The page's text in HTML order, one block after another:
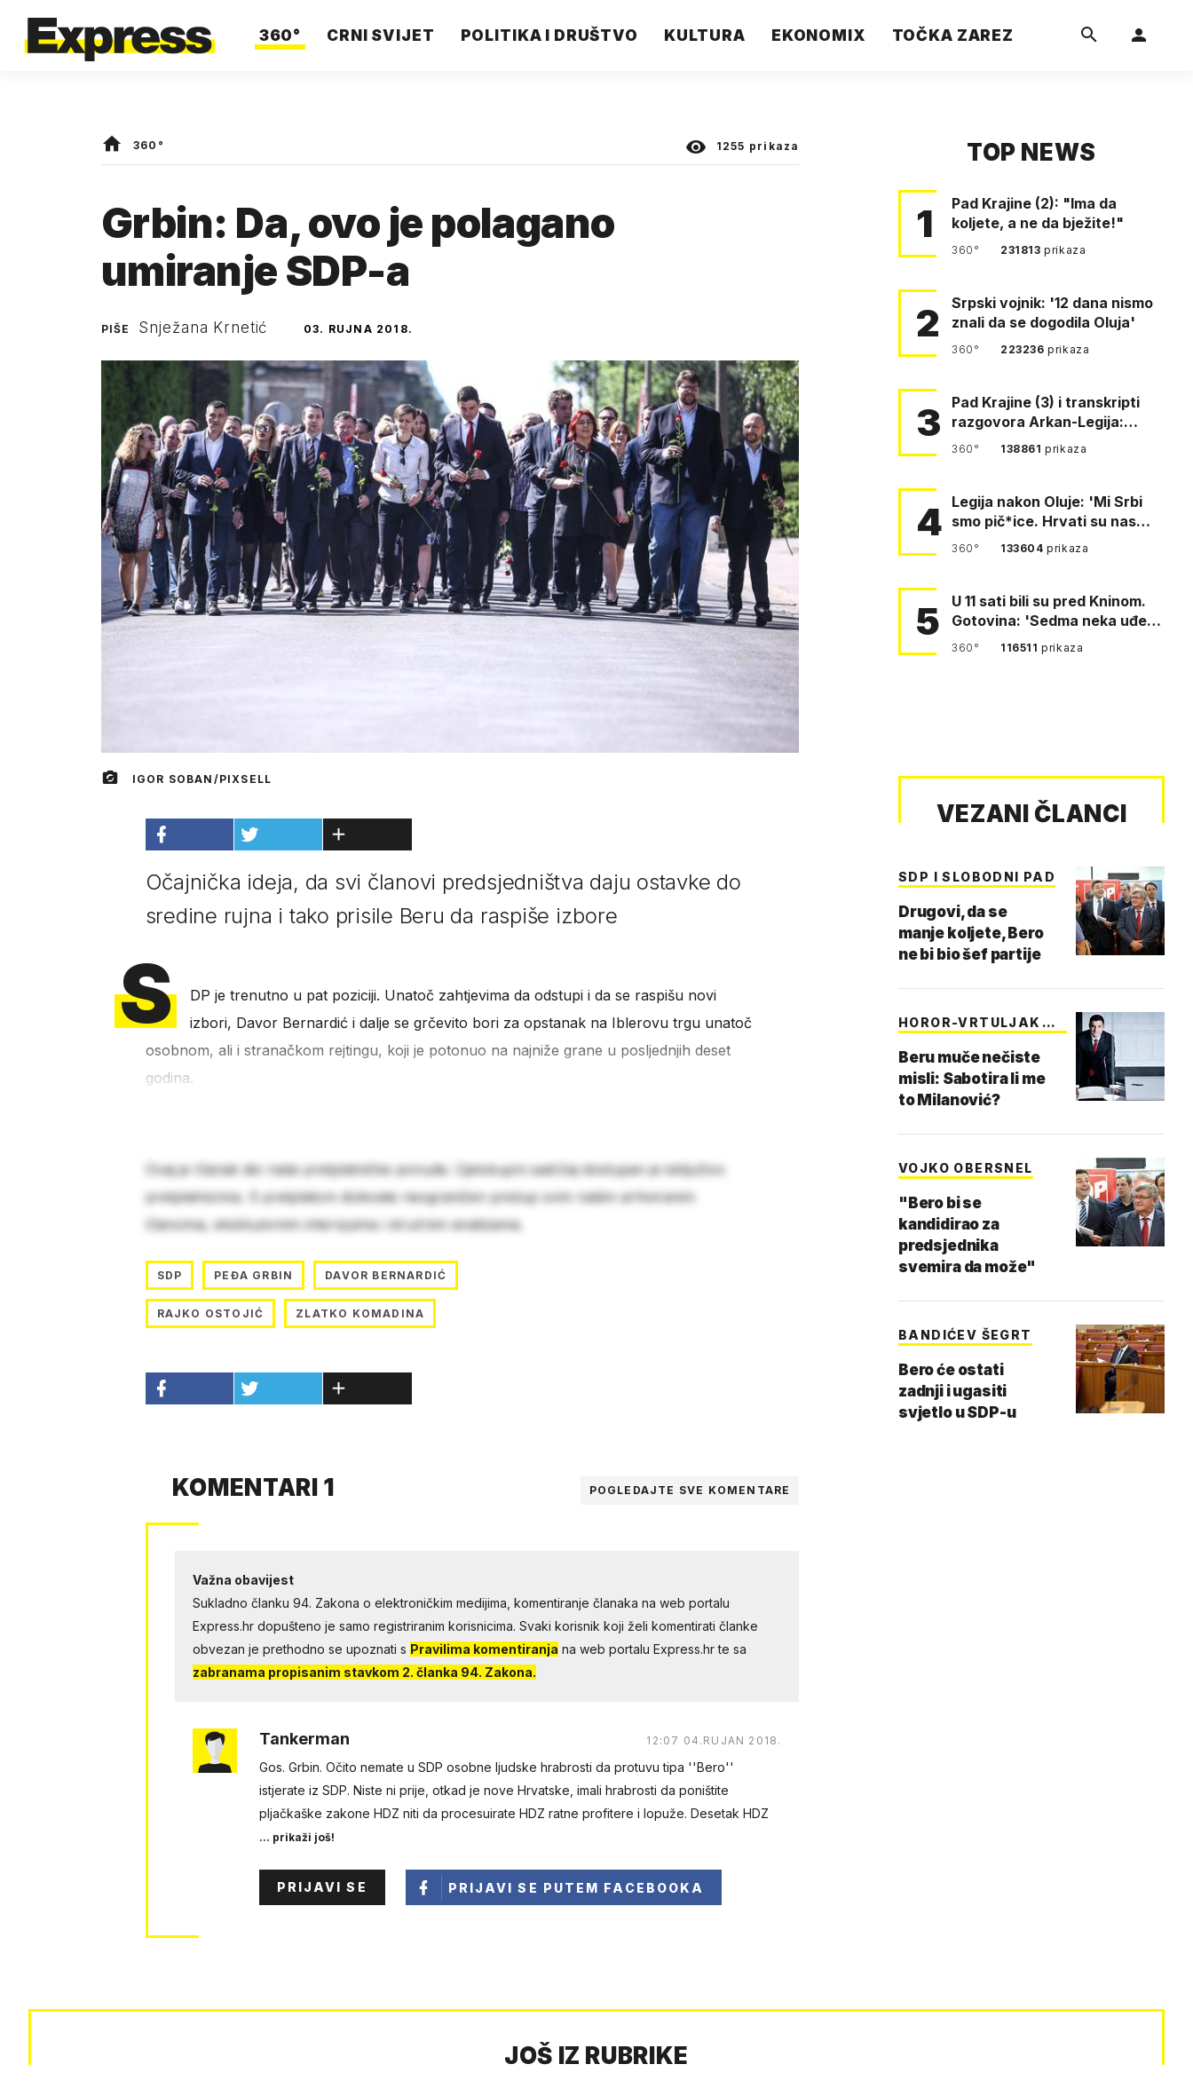
360° CRNI SVIJET POLITIKA I DRUŠTVO KULTURA EKONOMIX TOČKA ZAREZ
360° 1255 prikaza
Grbin: Da, ovo je polagano
umiranje SDP-a
PIŠE Snježana Krnetić 03. RUJNA 2018.
IGOR SOBAN/PIXSELL
Očajnička ideja, da svi članovi predsjedništva daju ostavke do
sredine rujna i tako prisile Beru da raspiše izbore
S
DP je trenutno u pat poziciji. Unatoč zahtjevima da odstupi i da se raspišu novi
izbori, Davor Bernardić i dalje se grčevito bori za opstanak na Iblerovu trgu unatoč
osobnom, ali i stranačkom rejtingu, koji je potonuo na najniže grane u posljednjih deset
godina.
Ovaj je članak dio naše pretplatničke ponude. Cjelokupni sadržaj dostupan je isključivo
pretplatnicima. S pretplatom dobivate neograničen pristup svim našim arhiviranim
člancima, ekskluzivnim intervjuima i stručnim analizama.
SDP PEĐA GRBIN DAVOR BERNARDIĆ
RAJKO OSTOJIĆ ZLATKO KOMADINA
KOMENTARI 1 POGLEDAJTE SVE KOMENTARE
Važna obavijest
Sukladno članku 94. Zakona o elektroničkim medijima, komentiranje članaka na web portalu
Express.hr dopušteno je samo registriranim korisnicima. Svaki korisnik koji želi komentirati članke
obvezan je prethodno se upoznati s Pravilima komentiranja na web portalu Express.hr te sa
zabranama propisanim stavkom 2. članka 94. Zakona.
Tankerman 12:07 04.RUJAN 2018.
Gos. Grbin. Očito nemate u SDP osobne ljudske hrabrosti da protuvu tipa ''Bero''
istjerate iz SDP. Niste ni prije, otkad je nove Hrvatske, imali hrabrosti da poništite
pljačkaške zakone HDZ niti da procesuirate HDZ ratne profitere i lopuže. Desetak HDZ
... prikaži još!
PRIJAVI SE PRIJAVI SE PUTEM FACEBOOKA
TOP NEWS
1
Pad Krajine (2): "Ima da
koljete, a ne da bježite!"
360° 231813prikaza
2
Srpski vojnik: '12 dana nismo
znali da se dogodila Oluja'
360° 223236prikaza
3
Pad Krajine (3) i transkripti
razgovora Arkan-Legija:
'Čujem, prelazite ustašam…
360° 138861prikaza
4 Legija nakon Oluje: 'Mi Srbi
smo pič*ice. Hrvati su nas
pomeli!'
360° 133604prikaza
5
U 11 sati bili su pred Kninom.
Gotovina: 'Sedma neka uđe,
4. gardijska neka g…
360° 116511prikaza
VEZANI ČLANCI
SDP I SLOBODNI PAD
Drugovi, da se
manje koljete, Bero
ne bi bio šef partije
HOROR-VRTULJAK
Beru muče nečiste
misli: Sabotira li me
to Milanović?
VOJKO OBERSNEL
"Bero bi se
kandidirao za
predsjednika
svemira da može"
BANDIĆEV ŠEGRT
Bero će ostati
zadnji i ugasiti
svjetlo u SDP-u
JOŠ IZ RUBRIKE